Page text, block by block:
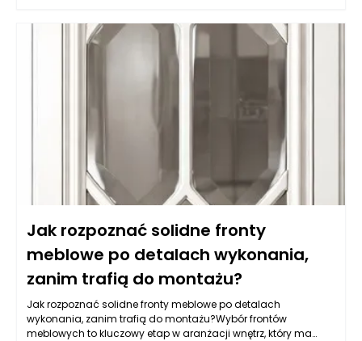
Jak rozpoznać solidne fronty
meblowe po detalach wykonania,
zanim trafią do montażu?
Jak rozpoznać solidne fronty meblowe po detalach
wykonania, zanim trafią do montażu?Wybór frontów
meblowych to kluczowy etap w aranżacji wnętrz, który ma